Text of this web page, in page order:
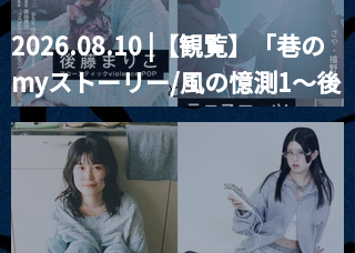
MoonRomantic
Channel1周年記念Live
2026.08.10 |【観覧】「巷の
myストーリー/風の憶測1～後
藤まりこアコースティック
violence POPとテニスコー
ツ」